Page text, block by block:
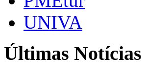
UNIVA
Últimas Notícias